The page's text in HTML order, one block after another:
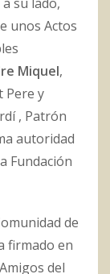
unos Actos
Miquel,
Pere y
, Patrón
autoridad
Fundación
de
firmado en
del